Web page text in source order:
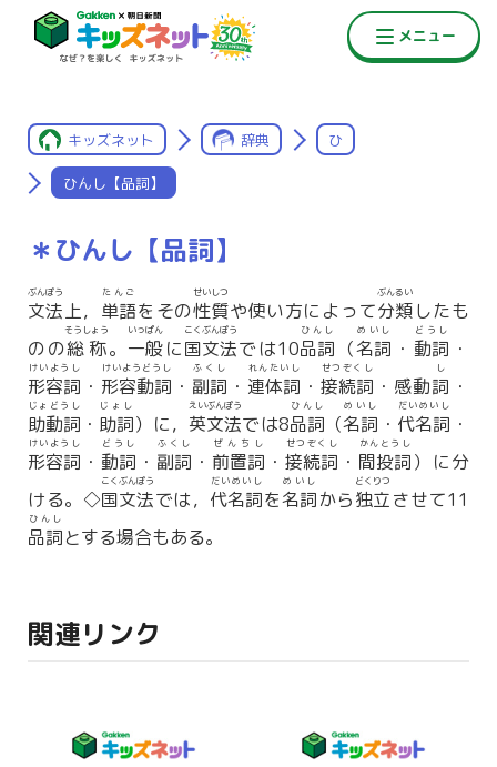
キッズネット 辞典 ひ
ひんし【品詞】
＊ひんし【品詞】
文法
ぶんぽう
上， 単語
たんご
をその性質
せいしつ
や使い方によって分類
ぶんるい
したも
のの総称
そうしょう
。 一般
いっぱん
に国文法
こくぶんぽう
では10品詞
ひんし
（名詞
めいし
・ 動詞
どうし
・
形容詞
けいようし
・ 形容動詞
けいようどうし
・ 副詞
ふくし
・ 連体詞
れんたいし
・ 接続詞
せつぞくし
・感動詞
し
・
助動詞
じょどうし
・ 助詞
じょし
）に， 英文法
えいぶんぽう
では8品詞
ひんし
（名詞
めいし
・ 代名詞
だいめいし
・
形容詞
けいようし
・ 動詞
どうし
・ 副詞
ふくし
・ 前置詞
ぜんちし
・ 接続詞
せつぞくし
・ 間投詞
かんとうし
）に分
ける。◇国文法
こくぶんぽう
では， 代名詞
だいめいし
を名詞
めいし
から独立
どくりつ
させて11
品詞
ひんし
とする場合もある。
関連リンク